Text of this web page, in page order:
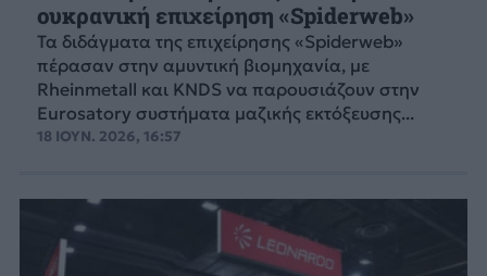
ουκρανική επιχείρηση «Spiderweb»
Τα διδάγματα της επιχείρησης «Spiderweb»
πέρασαν στην αμυντική βιομηχανία, με
Rheinmetall και KNDS να παρουσιάζουν στην
Eurosatory συστήματα μαζικής εκτόξευσης...
18 ΙΟΥΝ. 2026, 16:57